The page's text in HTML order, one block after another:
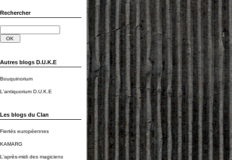
Rechercher
Autres blogs D.U.K.E
Bouquinorium
L'antiquorium D.U.K.E
Les blogs du Clan
Fiertés européennes
KAMARG
L'après-midi des magiciens